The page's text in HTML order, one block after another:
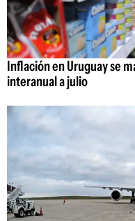
Inflación en Uruguay se
interanual a julio